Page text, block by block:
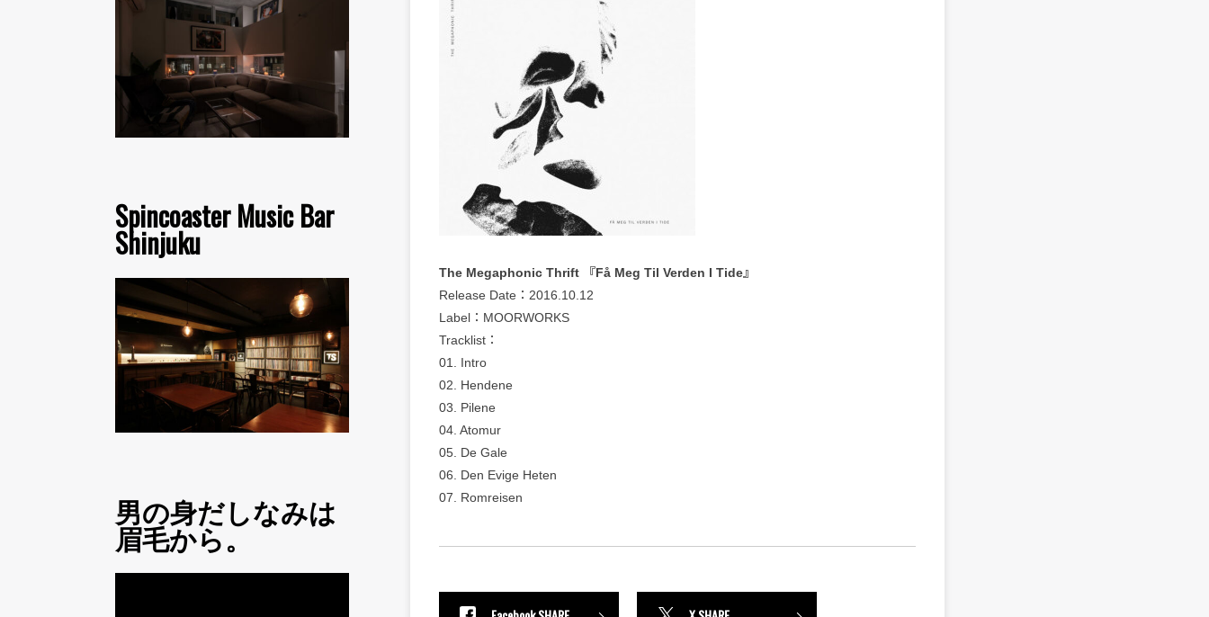
Spincoaster Music Bar
Shinjuku
男の身だしなみは
眉毛から。
The Megaphonic Thrift 『Få Meg Til Verden I Tide』
Release Date：2016.10.12
Label：MOORWORKS
Tracklist：
01. Intro
02. Hendene
03. Pilene
04. Atomur
05. De Gale
06. Den Evige Heten
07. Romreisen